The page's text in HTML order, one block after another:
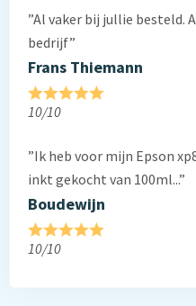
”Al vaker bij jullie besteld.
bedrijf”
Frans Thiemann
10/10
”Ik heb voor mijn Epson
inkt gekocht van 100ml...”
Boudewijn
10/10